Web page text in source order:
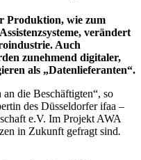
Produktion, wie zum
verändert
Auch
zunehmend digitaler,
als „Datenlieferanten“.
die Beschäftigten“, so
des Düsseldorfer ifaa –
e.V. Im Projekt AWA
in Zukunft gefragt sind.